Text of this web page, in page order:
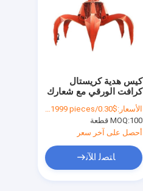
كيس هدية كريستال
كرافت الورقي مع شعارك
الخاص لحفلة عيد الميلاد
الزخرفية
الأسعار:$0.30/pieces 100-1999 pieces
MOQ:100 قطعة
أحصل على آخر سعر
ﺎﺘﺼﻟ ﺍﻶﻧ